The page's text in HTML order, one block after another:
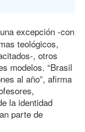
excepción -con
teológicos,
, otros
modelos. “Brasil
al año”, afirma
la identidad
parte de